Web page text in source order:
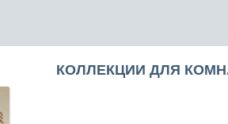
КОЛЛЕКЦИИ ДЛЯ